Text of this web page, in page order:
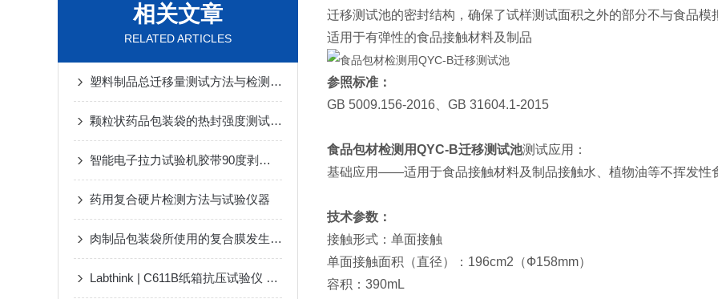
相关文章
RELATED ARTICLES
塑料制品总迁移量测试方法与检测意义：总迁移量测定仪
颗粒状药品包装袋的热封强度测试方法与仪器
智能电子拉力试验机胶带90度剥离试验操作步骤
药用复合硬片检测方法与试验仪器
肉制品包装袋所使用的复合膜发生分层怎么办？
Labthink | C611B纸箱抗压试验仪 产品介绍
迁移测试池的密封结构，确保了试样测试面积之外的部分不与食品
适用于有弹性的食品接触材料及制品
参照标准：
GB 5009.156-2016、GB 31604.1-2015
食品包材检测用QYC-B迁移测试池测试应用：
基础应用——适用于食品接触材料及制品接触水、植物油等不挥发性
技术参数：
接触形式：单面接触
单面接触面积（直径）：196cm2（Ф158mm）
容积：390mL